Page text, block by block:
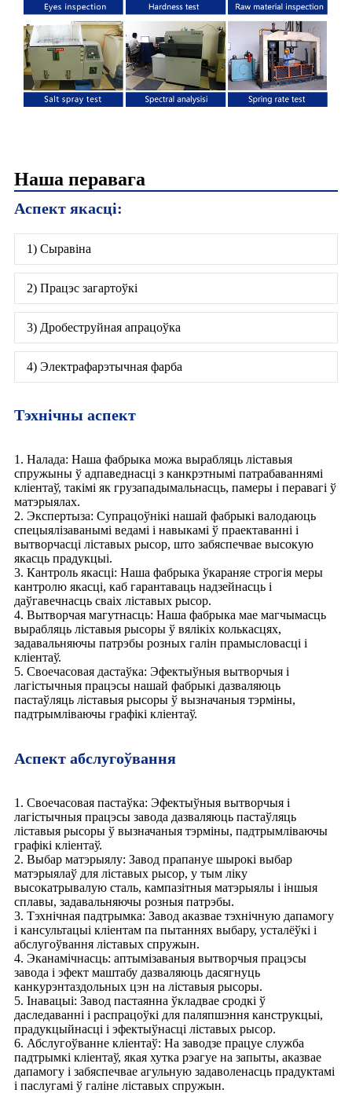
Наша перавага
Аспект якасці:
1) Сыравіна
2) Працэс загартоўкі
3) Дробеструйная апрацоўка
4) Электрафарэтычная фарба
Тэхнічны аспект
1. Налада: Наша фабрыка можа вырабляць ліставыя
спружыны ў адпаведнасці з канкрэтнымі патрабаваннямі
кліентаў, такімі як грузападымальнасць, памеры і перавагі ў
матэрыялах.
2. Экспертыза: Супрацоўнікі нашай фабрыкі валодаюць
спецыялізаванымі ведамі і навыкамі ў праектаванні і
вытворчасці ліставых рысор, што забяспечвае высокую
якасць прадукцыі.
3. Кантроль якасці: Наша фабрыка ўкараняе строгія меры
кантролю якасці, каб гарантаваць надзейнасць і
даўгавечнасць сваіх ліставых рысор.
4. Вытворчая магутнасць: Наша фабрыка мае магчымасць
вырабляць ліставыя рысоры ў вялікіх колькасцях,
задавальняючы патрэбы розных галін прамысловасці і
кліентаў.
5. Своечасовая дастаўка: Эфектыўныя вытворчыя і
лагістычныя працэсы нашай фабрыкі дазваляюць
пастаўляць ліставыя рысоры ў вызначаныя тэрміны,
падтрымліваючы графікі кліентаў.
Аспект абслугоўвання
1. Своечасовая пастаўка: Эфектыўныя вытворчыя і
лагістычныя працэсы завода дазваляюць пастаўляць
ліставыя рысоры ў вызначаныя тэрміны, падтрымліваючы
графікі кліентаў.
2. Выбар матэрыялу: Завод прапануе шырокі выбар
матэрыялаў для ліставых рысор, у тым ліку
высокатрывалую сталь, кампазітныя матэрыялы і іншыя
сплавы, задавальняючы розныя патрэбы.
3. Тэхнічная падтрымка: Завод аказвае тэхнічную дапамогу
і кансультацыі кліентам па пытаннях выбару, усталёўкі і
абслугоўвання ліставых спружын.
4. Эканамічнасць: аптымізаваныя вытворчыя працэсы
завода і эфект маштабу дазваляюць дасягнуць
канкурэнтаздольных цэн на ліставыя рысоры.
5. Інавацыі: Завод пастаянна ўкладвае сродкі ў
даследаванні і распрацоўкі для паляпшэння канструкцыі,
прадукцыйнасці і эфектыўнасці ліставых рысор.
6. Абслугоўванне кліентаў: На заводзе працуе служба
падтрымкі кліентаў, якая хутка рэагуе на запыты, аказвае
дапамогу і забяспечвае агульную задаволенасць прадуктамі
і паслугамі ў галіне ліставых спружын.